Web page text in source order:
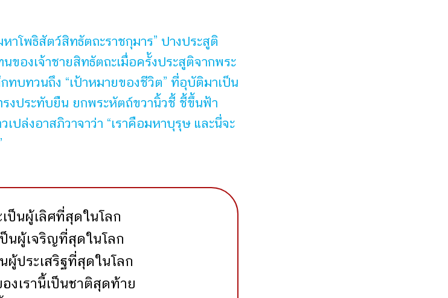
าโพธิสัตว์สิทธัตถะราชกุมาร” ปางประสูติ
งเจ้าชายสิทธัตถะเมื่อครั้งประสูติจากพระ
ทบทวนถึง “เป้าหมายของชีวิต” ที่อุบัติมาเป็น
งประทับยืน ยกพระหัตถ์ขวานิ้วชี้ ชี้ขึ้นฟ้า
ปล่งอาสภิวาจาว่า “เราคือมหาบุรุษ และนี่จะ
เป็นผู้เลิศที่สุดในโลก
ป็นผู้เจริญที่สุดในโลก
นผู้ประเสริฐที่สุดในโลก
งเรานี้เป็นชาติสุดท้าย